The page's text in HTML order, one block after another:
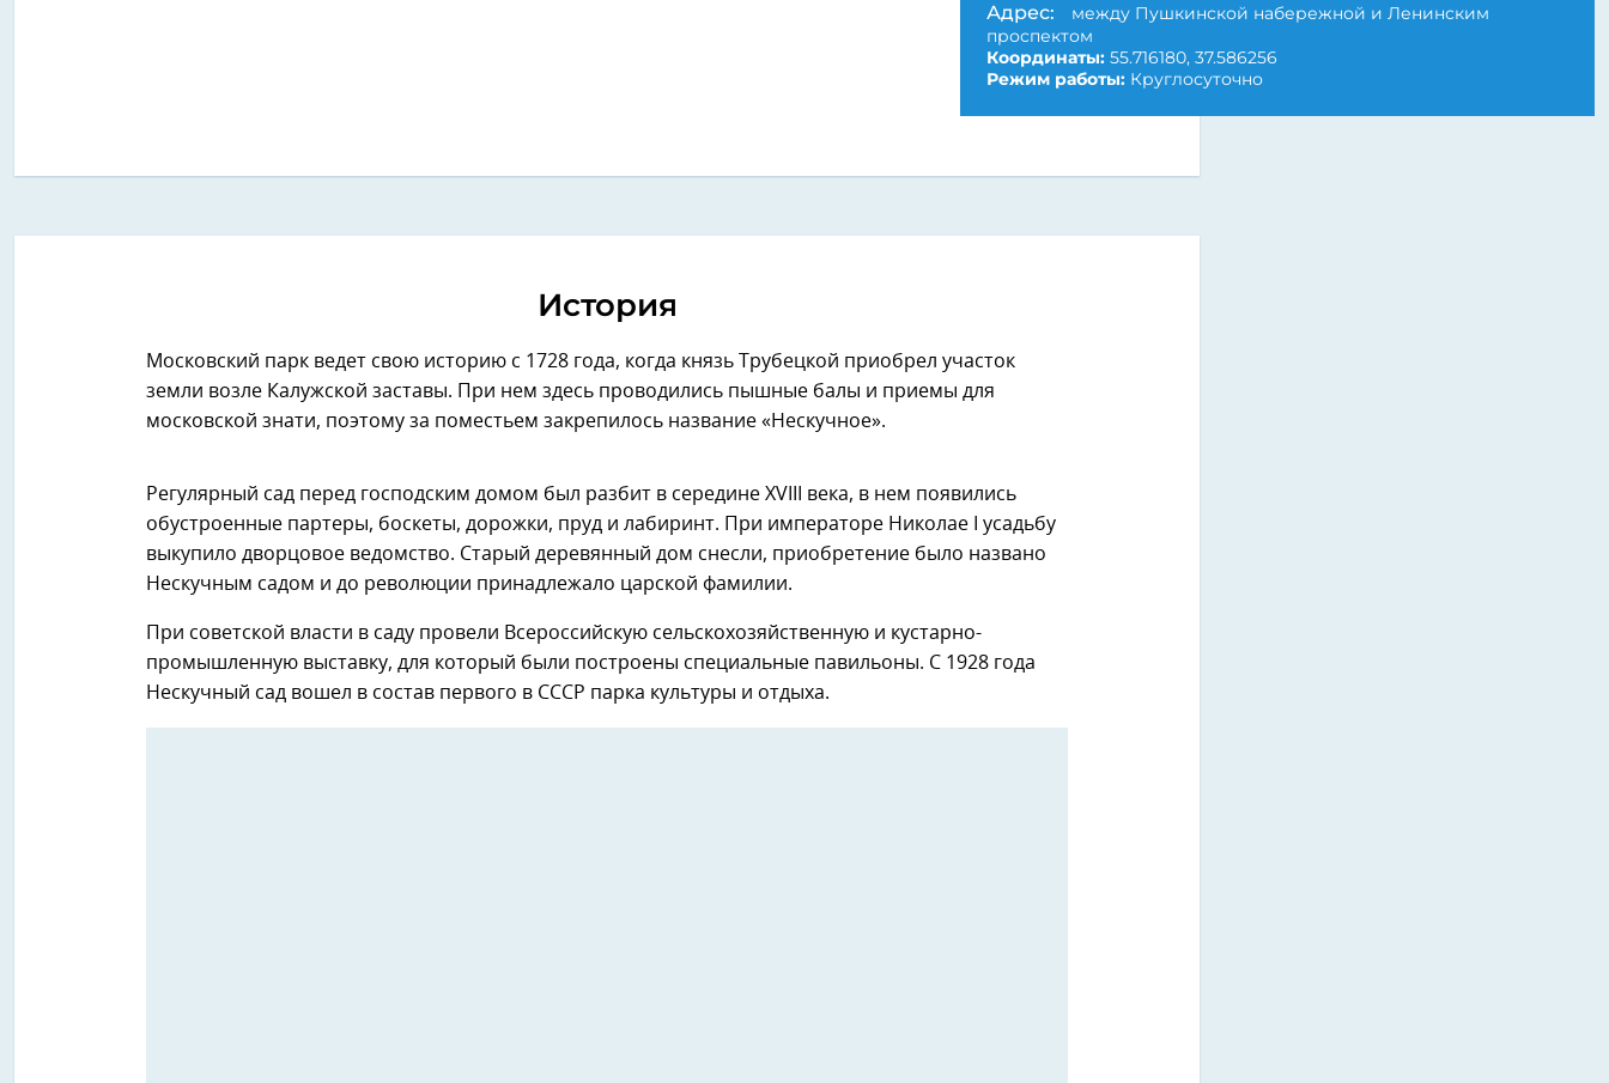
Адрес:
между Пушкинской набережной и Ленинским
проспектом
Координаты: 55.716180, 37.586256
Режим работы: Круглосуточно
История
Московский парк ведет свою историю с 1728 года, когда князь Трубецкой приобрел участок
земли возле Калужской заставы. При нем здесь проводились пышные балы и приемы для
московской знати, поэтому за поместьем закрепилось название «Нескучное».
Регулярный сад перед господским домом был разбит в середине XVIII века, в нем появились
обустроенные партеры, боскеты, дорожки, пруд и лабиринт. При императоре Николае I усадьбу
выкупило дворцовое ведомство. Старый деревянный дом снесли, приобретение было названо
Нескучным садом и до революции принадлежало царской фамилии.
При советской власти в саду провели Всероссийскую сельскохозяйственную и кустарно-
промышленную выставку, для который были построены специальные павильоны. С 1928 года
Нескучный сад вошел в состав первого в СССР парка культуры и отдыха.